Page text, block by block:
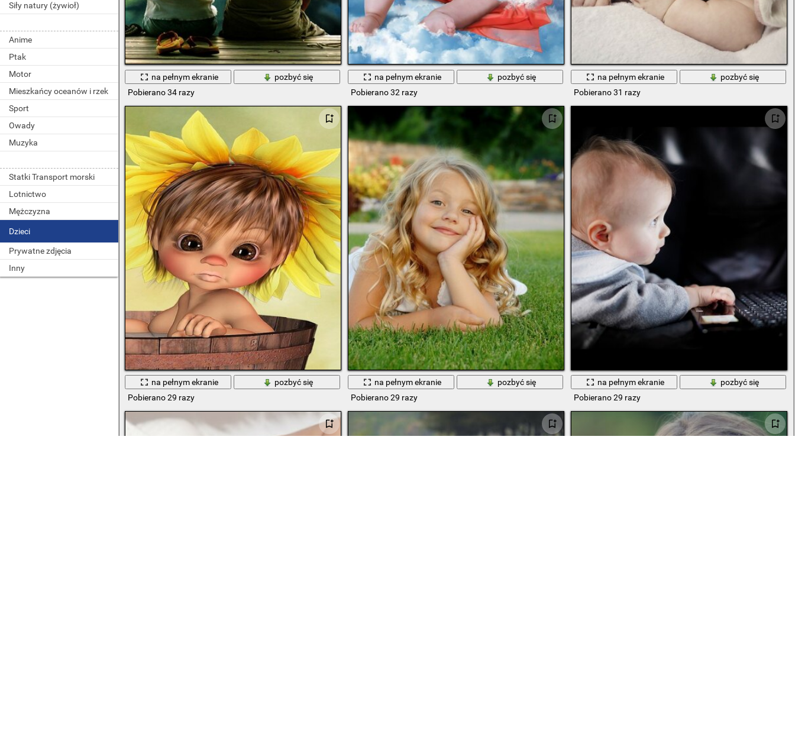
Siły natury (żywioł)
Anime
Ptak
Motor
Mieszkańcy oceanów i rzek
Sport
Owady
Muzyka
Statki Transport morski
Lotnictwo
Mężczyzna
Dzieci
Prywatne zdjęcia
Inny
na pełnym ekranie
pozbyć się
Pobierano 34 razy
na pełnym ekranie
pozbyć się
Pobierano 32 razy
na pełnym ekranie
pozbyć się
Pobierano 31 razy
na pełnym ekranie
pozbyć się
Pobierano 29 razy
na pełnym ekranie
pozbyć się
Pobierano 29 razy
na pełnym ekranie
pozbyć się
Pobierano 29 razy